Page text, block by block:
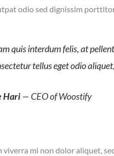
odio sed dignissim
quis interdum felis, at
tellus eget odio
Hari— CEO of Woostify
viverra mi non dolor aliquet,